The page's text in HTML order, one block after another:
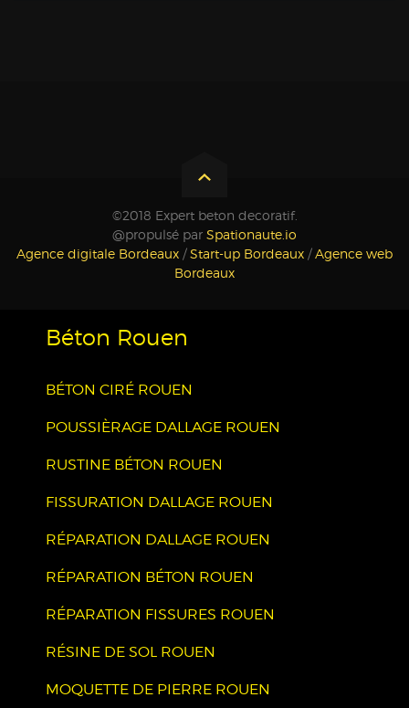
©2018 Expert beton decoratif.
@propulsé par Spationaute.io
Agence digitale Bordeaux /Start-up Bordeaux /Agence web
Bordeaux
Béton Rouen
BÉTON CIRÉ ROUEN
POUSSIÈRAGE DALLAGE ROUEN
RUSTINE BÉTON ROUEN
FISSURATION DALLAGE ROUEN
RÉPARATION DALLAGE ROUEN
RÉPARATION BÉTON ROUEN
RÉPARATION FISSURES ROUEN
RÉSINE DE SOL ROUEN
MOQUETTE DE PIERRE ROUEN